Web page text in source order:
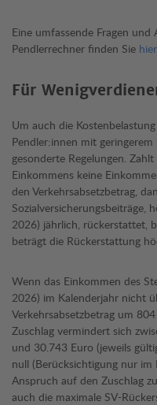
Eine umfassende Fragen
Pendlerrechner finden Sie hier.
Für
Um auch die
Pendler:innen mit
gesonderte Regelungen.
Einkommens keine
den Verkehrsabsetzbetrag,
Sozialversicherungsbeiträge,
2026) jährlich, rückerstattet,
beträgt die Rückerstattung
Wenn das Einkommen des
2026) im Kalenderjahr nicht
Verkehrsabsetzbetrag um
Zuschlag vermindert sich
und 30.743 Euro (jeweils
null (Berücksichtigung nur im
Anspruch auf den Zuschlag
auch die maximale SV-